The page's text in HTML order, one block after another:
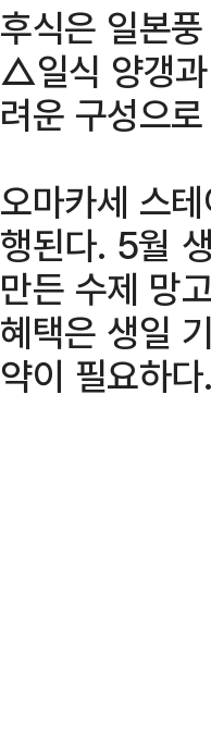
후식은 일본
△일식 양갱
려운 구성으
오마카세 스
행된다. 5월
만든 수제 망
혜택은 생일
약이 필요하다.